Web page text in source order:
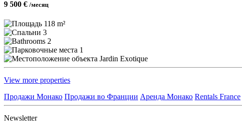
9 500 € /месяц
118 m²
3
2
1
Jardin Exotique
View more properties
Продажи Монако Продажи во Франции Аренда Монако Rentals France
Newsletter